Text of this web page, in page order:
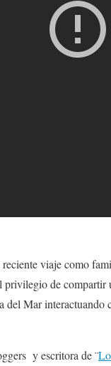
viaje como
de compartir
del Mar interactuando
y escritora de ¨